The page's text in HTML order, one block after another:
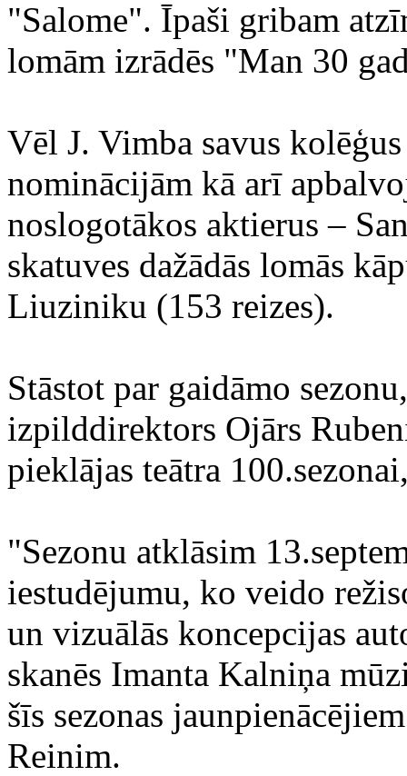
"Salome". Īpaši gribam
lomām izrādēs "Man 30
Vēl J. Vimba savus
nominācijām kā arī
noslogotākos aktierus –
skatuves dažādās lomās
Liuziniku (153 reizes).
Stāstot par gaidāmo
izpilddirektors Ojārs
pieklājas teātra
"Sezonu atklāsim
iestudējumu, ko veido
un vizuālās koncepcijas
skanēs Imanta Kalniņa
šīs sezonas
Reinim.